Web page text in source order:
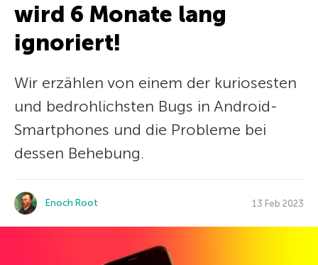
wird 6 Monate lang
ignoriert!
Wir erzählen von einem der kuriosesten
und bedrohlichsten Bugs in Android-
Smartphones und die Probleme bei
dessen Behebung.
Enoch Root 13 Feb 2023